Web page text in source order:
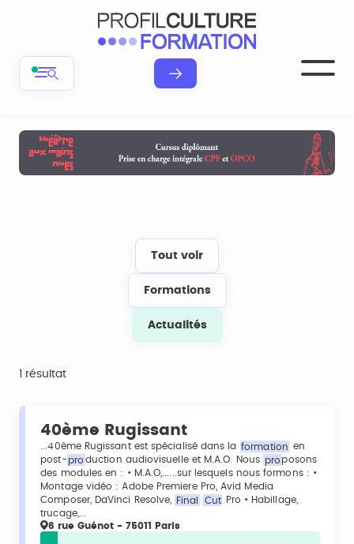
Tout voir
Formations
Actualités
1 résultat
40ème Rugissant
...40ème Rugissant est spécialisé dans la formation en
post- pro duction audiovisuelle et M.A.O. Nous pro posons
des modules en : • M.A.O,......sur lesquels nous formons : •
Montage vidéo : Adobe Premiere Pro, Avid Media
Composer, DaVinci Resolve,
Final Cut
Pro • Habillage,
trucage,...
6 rue Guénot - 75011 Paris